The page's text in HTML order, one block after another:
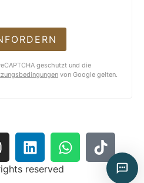
geschutzt und die
von Google gelten.
reserved